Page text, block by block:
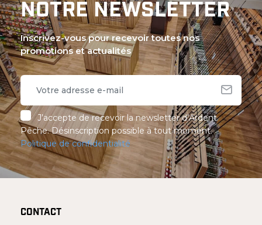
NOTRE NEWSLETTER
Inscrivez-vous pour recevoir toutes nos
promotions et actualités
J’accepte de recevoir la newsletter d’Ardent
Pêche. Désinscription possible à tout moment.
Politique de confidentialité
CONTACT